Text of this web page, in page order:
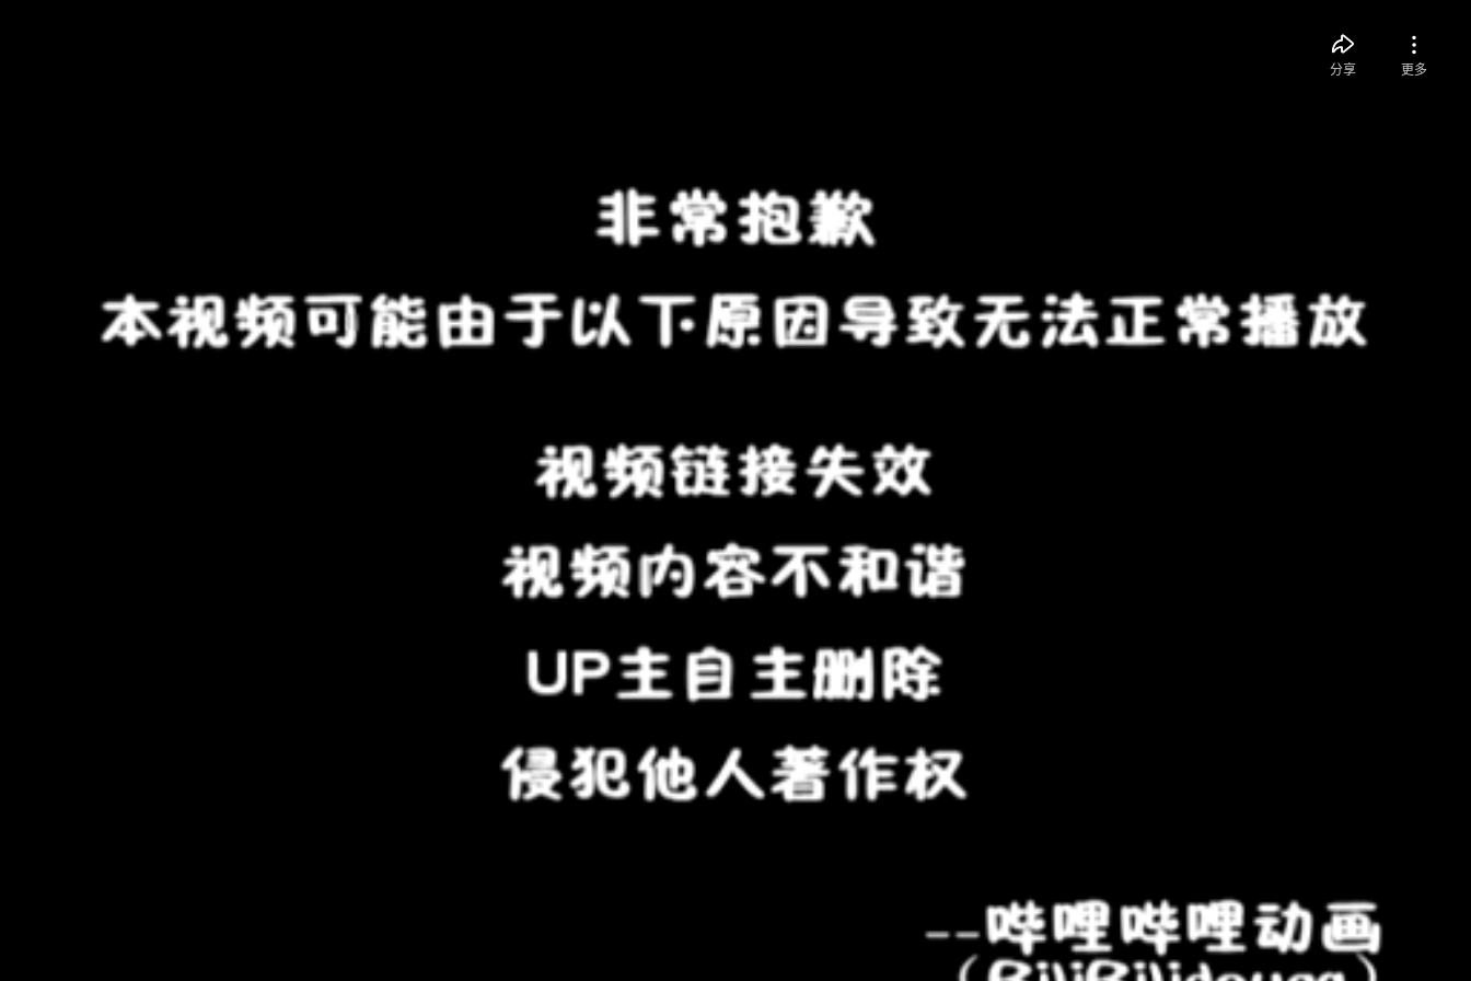
分享 更多